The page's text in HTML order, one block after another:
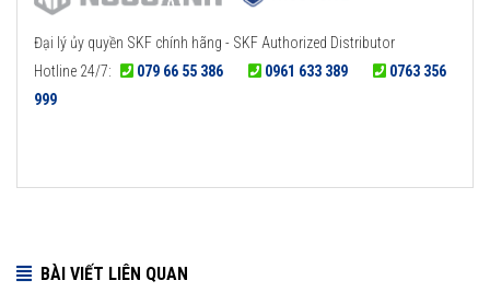
Đại lý ủy quyền SKF chính hãng - SKF Authorized Distributor
Hotline 24/7:
079 66 55 386 0961 633 389
0763 356
999
BÀI VIẾT LIÊN QUAN